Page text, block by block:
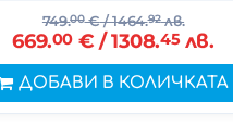
749.00€/ 1464.92лв.
669.00€ / 1308.45лв.
ДОБАВИ В КОЛИЧКАТА